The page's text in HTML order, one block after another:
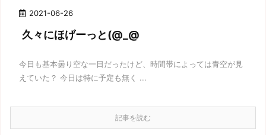
2021-06-26
久々にほげーっと(@_@
今日も基本曇り空な一日だったけど、時間帯によっては青空が見
えていた？ 今日は特に予定も無く ...
記事を読む